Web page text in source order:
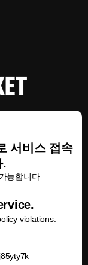
서비스 접속
.
능합니다.
violations.